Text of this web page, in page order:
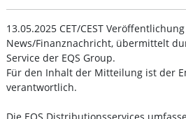
13.05.2025 CET/CEST
News/Finanznachricht, übermittelt
Service der EQS Group.
Für den Inhalt der Mitteilung ist der
verantwortlich.